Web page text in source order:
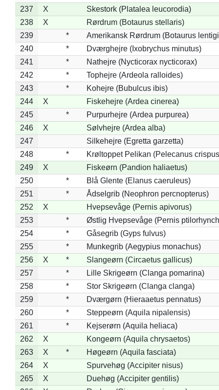
237 X
Skestork (Platalea leucorodia)
238
X
Rørdrum (Botaurus stellaris)
239
*
Amerikansk Rørdrum (Botaurus
240
*
Dværghejre (Ixobrychus minutus)
241
*
Nathejre (Nycticorax nycticorax)
242
*
Tophejre (Ardeola ralloides)
243
*
Kohejre (Bubulcus ibis)
244
X
Fiskehejre (Ardea cinerea)
245
*
Purpurhejre (Ardea purpurea)
246
X
Sølvhejre (Ardea alba)
247
Silkehejre (Egretta garzetta)
248
*
Krøltoppet Pelikan (Pelecanus
249
X
Fiskeørn (Pandion haliaetus)
250
*
Blå Glente (Elanus caeruleus)
251
*
Ådselgrib (Neophron percnopterus)
252
X
Hvepsevåge (Pernis apivorus)
253
*
Østlig Hvepsevåge (Pernis
254
*
Gåsegrib (Gyps fulvus)
255
*
Munkegrib (Aegypius monachus)
256
X *
Slangeørn (Circaetus gallicus)
257
*
Lille Skrigeørn (Clanga pomarina)
258
*
Stor Skrigeørn (Clanga clanga)
259
*
Dværgørn (Hieraaetus pennatus)
260
*
Steppeørn (Aquila nipalensis)
261
*
Kejserørn (Aquila heliaca)
262
X
Kongeørn (Aquila chrysaetos)
263
X *
Høgeørn (Aquila fasciata)
264
X
Spurvehøg (Accipiter nisus)
265
X
Duehøg (Accipiter gentilis)